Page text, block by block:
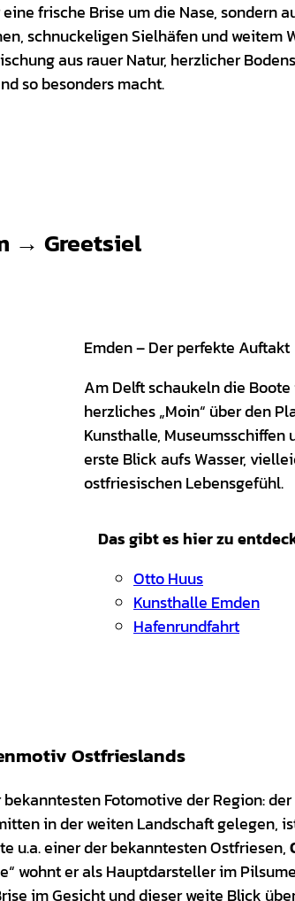
frische Brise um die Nase, sondern
schnuckeligen Sielhäfen und weitem
aus rauer Natur, herzlicher
so besonders macht.
→ Greetsiel
Emden – Der perfekte Auftakt
Am Delft schaukeln die
herzliches „Moin“ über den
Kunsthalle,
erste Blick aufs Wasser,
ostfriesischen Lebensgefühl.
Das gibt es hier zu
Otto Huus
Kunsthalle Emden
Hafenrundfahrt
Ostfrieslands
Fotomotive der Region:
in der weiten Landschaft gelegen,
u.a. einer der bekanntesten Ostfriesen,
wohnt er als Hauptdarsteller im
im Gesicht und dieser weite Blick